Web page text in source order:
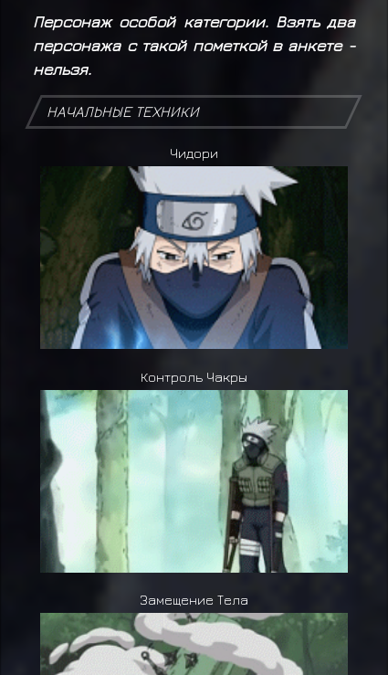
персонажа, может выучить все 5 стихий,
не смотря на то, то в
предрасположенности Ниндзюцу не
Персонаж особой категории. Взять два
персонажа с такой пометкой в анкете -
нельзя.
НАЧАЛЬНЫЕ ТЕХНИКИ
Чидори
Контроль Чакры
Замещение Тела